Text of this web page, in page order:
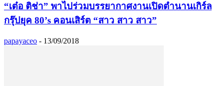
“เต๋อ ติช่า” พาไปร่วมบรรยากาศงานเปิดตำนานเกิร์ล
กรุ๊ปยุค 80’s คอนเสิร์ต “สาว สาว สาว”
papayaceo - 13/09/2018